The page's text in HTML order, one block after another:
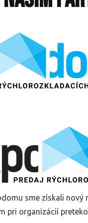
sme získali
pri organizácií